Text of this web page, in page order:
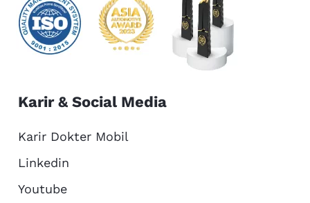
Karir & Social Media
Karir Dokter Mobil
Linkedin
Youtube